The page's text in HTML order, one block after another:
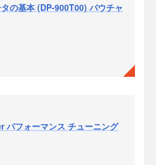
の基本 (DP-900T00) バウチャ
フォーマンス チューニング